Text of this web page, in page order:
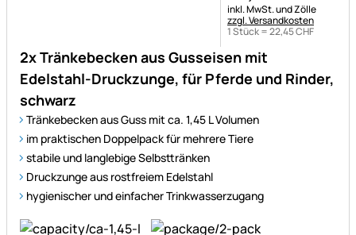
Tränkebecken aus Guss mit ca. 1,45 L Volumen
im praktischen Doppelpack für mehrere Tiere
stabile und langlebige Selbsttränken
Druckzunge aus rostfreiem Edelstahl
hygienischer und einfacher Trinkwasserzugang
Noch keine Bewertungen